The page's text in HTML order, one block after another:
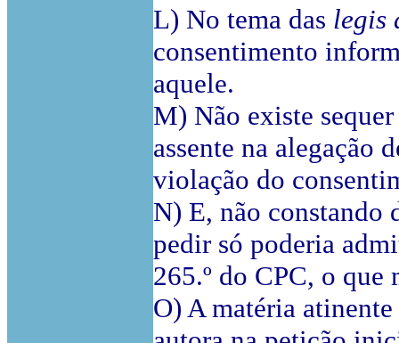
L) No tema das legis
consentimento
aquele.
M) Não existe
assente na alegação
violação do
N) E, não constando
pedir só poderia
265.º do CPC, o que
O) A matéria